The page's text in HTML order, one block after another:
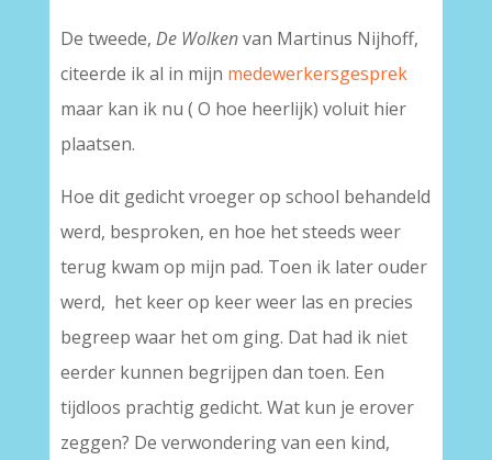
De tweede, De Wolkenvan Martinus Nijhoff,
citeerde ik al in mijn medewerkersgesprek
maar kan ik nu ( O hoe heerlijk) voluit hier
plaatsen.
Hoe dit gedicht vroeger op school behandeld
werd, besproken, en hoe het steeds weer
terug kwam op mijn pad. Toen ik later ouder
werd, het keer op keer weer las en precies
begreep waar het om ging. Dat had ik niet
eerder kunnen begrijpen dan toen. Een
tijdloos prachtig gedicht. Wat kun je erover
zeggen? De verwondering van een kind,